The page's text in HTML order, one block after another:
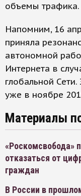
объемы трафика.
Напомним, 16
приняла
автономной
Интернета в
глобальной
уже в ноябре
Материалы
«Роскомсвобода»
отказаться от
граждан
В России в